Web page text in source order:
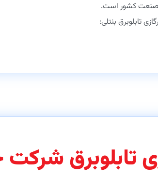
صنعت کشور است.
تابلوبرق بنتلی:
تابلوبرق